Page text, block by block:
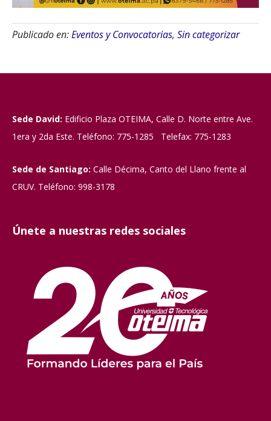
Publicado en:Eventos y Convocatorias, Sin categorizar
Sede David: Edificio Plaza OTEIMA, Calle D. Norte entre Ave.
1era y 2da Este. Teléfono: 775-1285 Telefax: 775-1283
Sede de Santiago: Calle Décima, Canto del Llano frente al
CRUV. Teléfono: 998-3178
Únete a nuestras redes sociales